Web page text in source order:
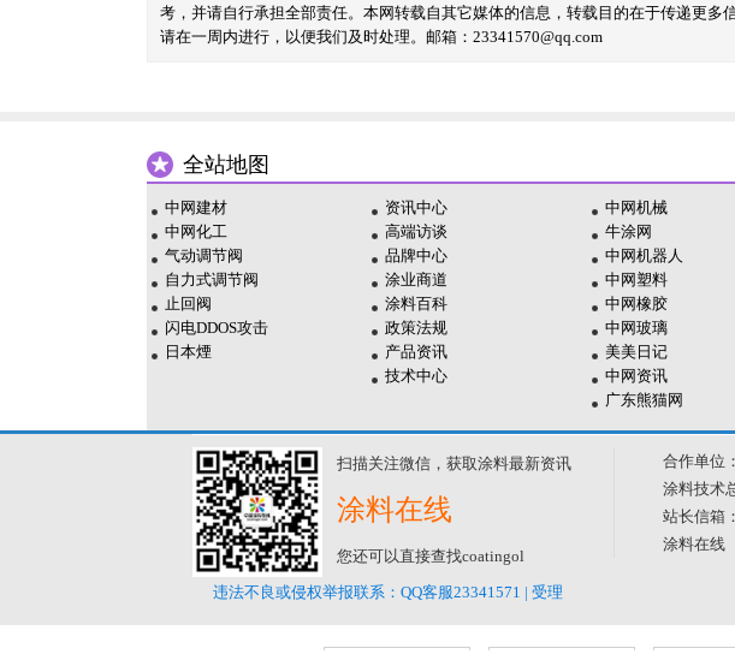
考，并请自行承担全部责任。本网转载自其它媒体的信息，转载目的在于传递更
请在一周内进行，以便我们及时处理。邮箱：23341570@qq.com
全站地图
中网建材
中网化工
气动调节阀
自力式调节阀
止回阀
闪电DDOS攻击
日本煙
资讯中心
高端访谈
品牌中心
涂业商道
涂料百科
政策法规
产品资讯
技术中心
中网机械
牛涂网
中网机器人
中网塑料
中网橡胶
中网玻璃
美美日记
中网资讯
广东熊猫网
扫描关注微信，获取涂料最新资讯
涂料在线
您还可以直接查找coatingol
违法不良或侵权举报联系：QQ客服23341571 | 受理
合作单位
涂料技术
站长信箱
涂料在线